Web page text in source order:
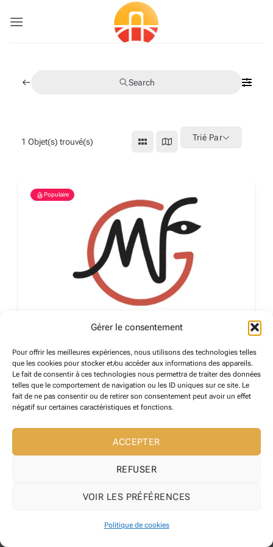
Gérer le consentement
Pour offrir les meilleures expériences, nous utilisons des technologies telles
que les cookies pour stocker et/ou accéder aux informations des appareils.
Le fait de consentir à ces technologies nous permettra de traiter des données
telles que le comportement de navigation ou les ID uniques sur ce site. Le
fait de ne pas consentir ou de retirer son consentement peut avoir un effet
négatif sur certaines caractéristiques et fonctions.
ACCEPTER
REFUSER
VOIR LES PRÉFÉRENCES
Politique de cookies
Search
1 Objet(s) trouvé(s) Trié Par
Populaire
Communication Graphique
Reynes
mofradier@gmail.com
PRESTATAIRES DE SERVICES 89
Pixelicom